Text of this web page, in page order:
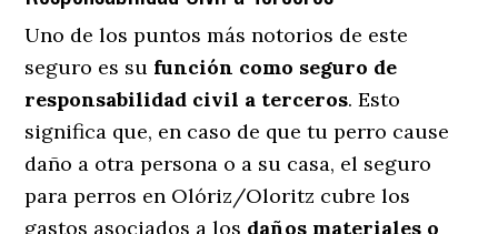
Uno de los puntos más notorios de este
seguro es su función como seguro de
responsabilidad civil a terceros. Esto
significa que, en caso de que tu perro cause
daño a otra persona o a su casa, el seguro
para perros en Olóriz/Oloritz cubre los
gastos asociados a los daños materiales o